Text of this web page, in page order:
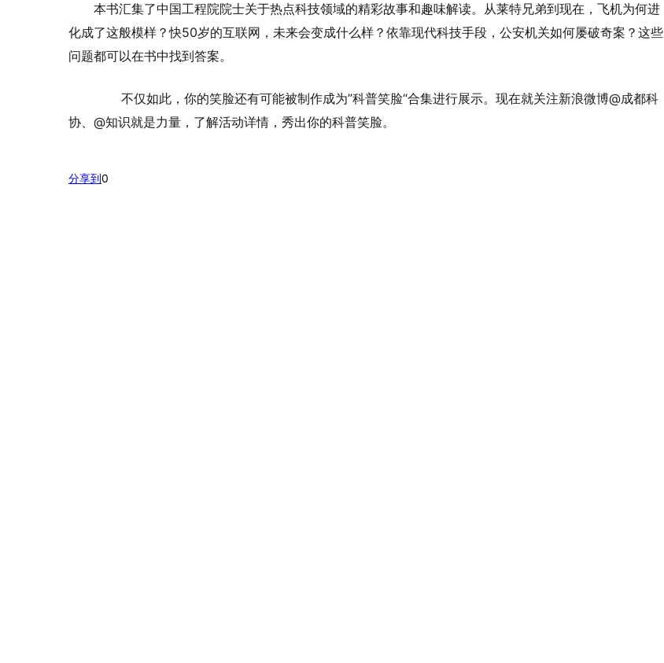
本书汇集了中国工程院院士关于热点科技领域的精彩故事和趣味解读。从莱特兄弟到现在，飞机为何进
化成了这般模样？快50岁的互联网，未来会变成什么样？依靠现代科技手段，公安机关如何屡破奇案？这些
问题都可以在书中找到答案。
不仅如此，你的笑脸还有可能被制作成为”科普笑脸“合集进行展示。现在就关注新浪微博@成都科
协、@知识就是力量，了解活动详情，秀出你的科普笑脸。
分享到0